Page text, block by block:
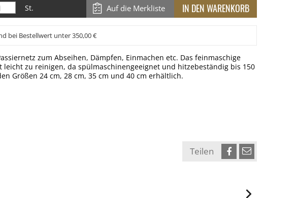
St. Auf die Merkliste
bei Bestellwert unter 350,00 €
zum Abseihen, Dämpfen, Einmachen etc. Das feinmaschige
leicht zu reinigen, da spülmaschinengeeignet und hitzebeständig bis 150
Größen 24 cm, 28 cm, 35 cm und 40 cm erhältlich.
Teilen